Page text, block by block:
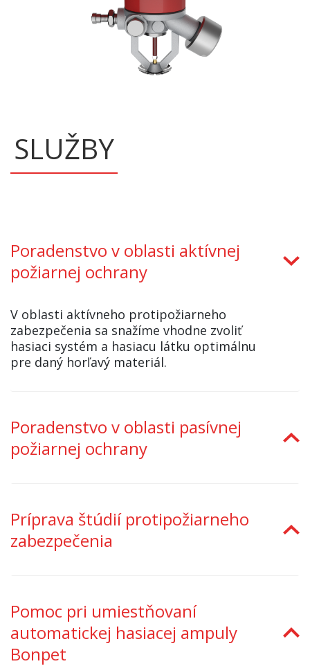
SLUŽBY
Poradenstvo v oblasti aktívnej
požiarnej ochrany
V oblasti aktívneho protipožiarneho
zabezpečenia sa snažíme vhodne zvoliť
hasiaci systém a hasiacu látku optimálnu
pre daný horľavý materiál.
Poradenstvo v oblasti pasívnej
požiarnej ochrany
Príprava štúdií protipožiarneho
zabezpečenia
Pomoc pri umiestňovaní
automatickej hasiacej ampuly
Bonpet